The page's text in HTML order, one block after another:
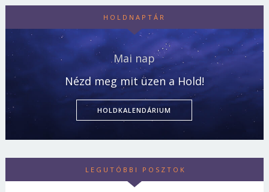
HOLDNAPTÁR
Mai nap
Nézd meg mit üzen a Hold!
HOLDKALENDÁRIUM
LEGUTÓBBI POSZTOK